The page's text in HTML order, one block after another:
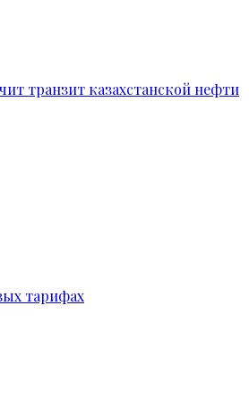
транзит казахстанской нефти
тарифах